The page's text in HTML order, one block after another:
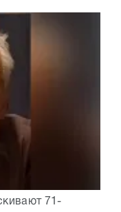
71-